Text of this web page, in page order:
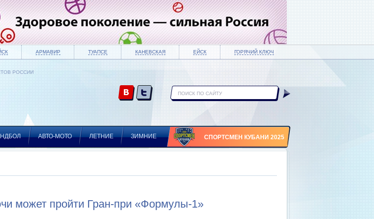
АРМАВИР ТУАПСЕ КАНЕВСКАЯ ЕЙСК ГОРЯЧИЙ КЛЮЧ
РОССИИ
АВТО-МОТО ЛЕТНИЕ ЗИМНИЕ СПОРТСМЕН КУБАНИ 2025
может пройти Гран-при «Формулы-1»